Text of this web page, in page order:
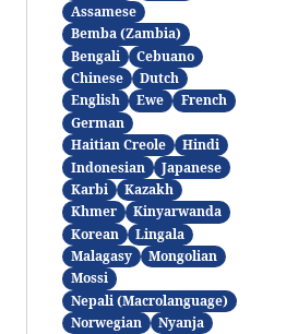
Assamese
Bemba (Zambia)
Bengali
Cebuano
Chinese
Dutch
English
Ewe
French
German
Haitian Creole
Hindi
Indonesian
Japanese
Karbi
Kazakh
Khmer
Kinyarwanda
Korean
Lingala
Malagasy
Mongolian
Mossi
Nepali (Macrolanguage)
Norwegian
Nyanja